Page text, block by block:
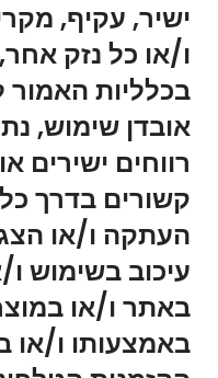
ישיר, עקיף,
ו/או כל נזק
בכלליות האמור
אובדן שימוש,
רווחים ישירים
קשורים בדרך
העתקה ו/או
עיכוב בשימוש
באתר ו/או
באמצעותו ו/או